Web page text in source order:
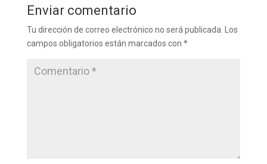
Enviar comentario
Tu dirección de correo electrónico no será publicada.
Los
campos obligatorios están marcados con *